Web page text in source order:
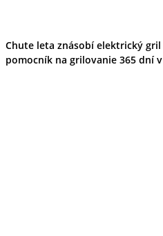
Chute leta znásobí elektrický gril
pomocník na grilovanie 365 dní